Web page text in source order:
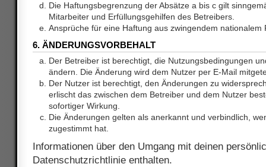
Die Haftungsbegrenzung der Absätze a bis c gilt
Mitarbeiter und Erfüllungsgehilfen des Betreibers.
Ansprüche für eine Haftung aus zwingendem nationalem
6. ÄNDERUNGSVORBEHALT
Der Betreiber ist berechtigt, die Nutzungsbedingungen
ändern. Die Änderung wird dem Nutzer per E-Mail
Der Nutzer ist berechtigt, den Änderungen zu
erlischt das zwischen dem Betreiber und dem Nutzer
sofortiger Wirkung.
Die Änderungen gelten als anerkannt und verbindlich,
zugestimmt hat.
Informationen über den Umgang mit deinen
Datenschutzrichtlinie enthalten.